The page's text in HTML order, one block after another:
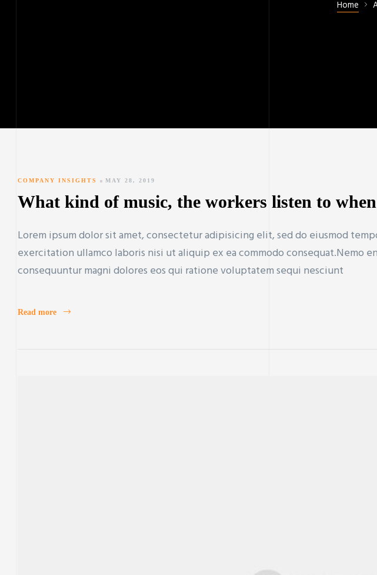
Home
COMPANY INSIGHTS MAY 28, 2019
What kind of music, the workers listen to
Lorem ipsum dolor sit amet, consectetur adipisicing elit, sed do eiusmod
exercitation ullamco laboris nisi ut aliquip ex ea commodo consequat.Nemo
consequuntur magni dolores eos qui ratione voluptatem sequi nesciunt
Read more